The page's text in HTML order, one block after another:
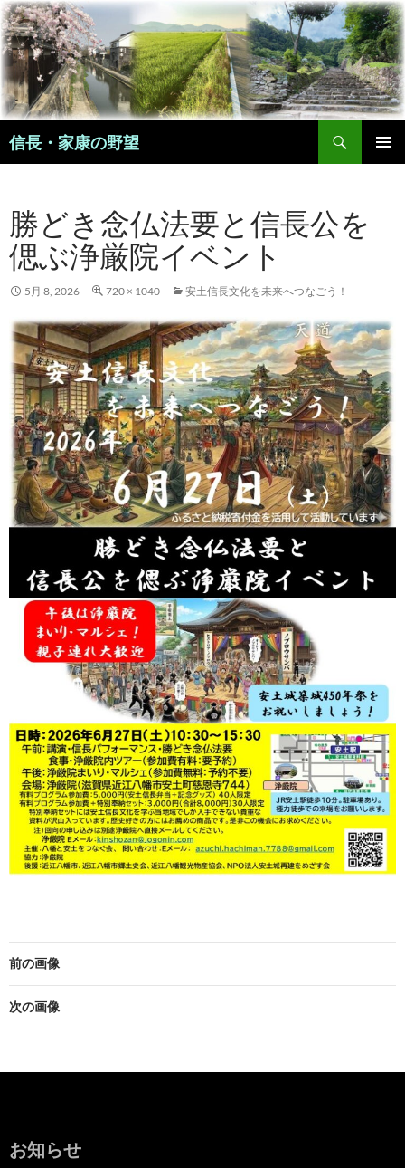
コ
ン
テ
ツ
へ
ス
キ
信長・家康の野望
索
勝どき念仏法要と信長公を
偲ぶ浄厳院イベント
5月 8, 2026 720 × 1040 安土信長文化を未来へつなごう！
前の画像
次の画像
お知らせ